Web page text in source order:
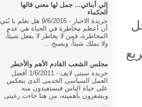
إلي أبنائي... جمل لها معني قالها
الحكماء
جريدة الاخبار - 9/6/2016 هل تعلم يا بُنَي
أن أعظم مخاطرة في الحياة هي عدم
المخاطرة، فمن لا يخاطر لا يفعل شيئاً،
ولا يملك شيئاً، ويصبح ...
مجلس الشعب القادم الأهم والأخطر
جريدة سيتى لايف - 1/6/2011 أفضل
العمل السياسى الخدمى الذى ينعكس
على حياة الناس فيستفيدون منه
ويشعرون بأهميته، من هنا جاءت رغبتى